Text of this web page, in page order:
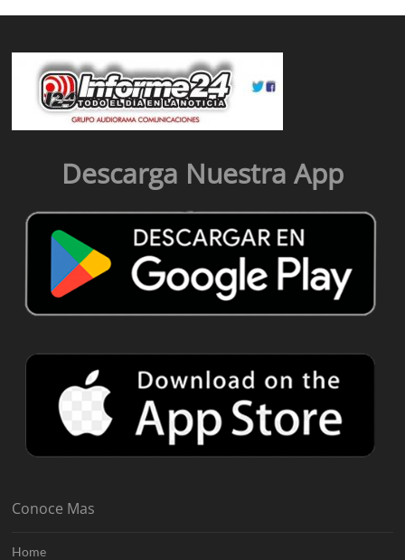
Descarga Nuestra App
Conoce Mas
Home